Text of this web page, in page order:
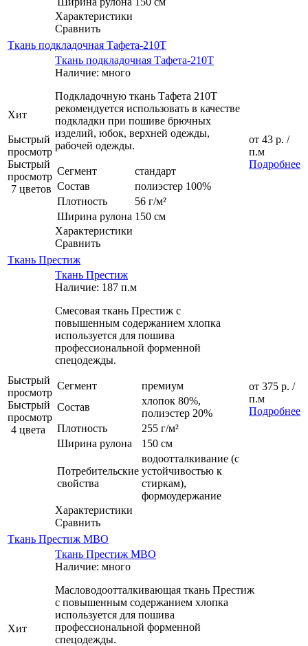
Характеристики
Сравнить
Ткань подкладочная Тафета-210T
Хит
Быстрый
просмотр
Быстрый
просмотр
7 цветов
Ткань подкладочная Тафета-210T
Наличие: много
Подкладочную ткань Тафета 210Т
рекомендуется использовать в качестве
подкладки при пошиве брючных
изделий, юбок, верхней одежды,
рабочей одежды.
Сегмент
стандарт
Состав
полиэстер 100%
Плотность
56 г/м²
Ширина рулона 150 см
Характеристики
Сравнить
от 43 р. /
п.м
Подробнее
Ткань Престиж
Быстрый
просмотр
Быстрый
просмотр
4 цвета
Ткань Престиж
Наличие: 187 п.м
Смесовая ткань Престиж с
повышенным содержанием хлопка
используется для пошива
профессиональной форменной
спецодежды.
Сегмент
премиум
Состав
хлопок 80%,
полиэстер 20%
Плотность
255 г/м²
Ширина рулона
150 см
Потребительские
свойства
водоотталкивание (с
устойчивостью к
стиркам),
формоудержание
Характеристики
Сравнить
от 375 р. /
п.м
Подробнее
Ткань Престиж МВО
Хит
Ткань Престиж МВО
Наличие: много
Масловодоотталкивающая ткань Престиж
с повышенным содержанием хлопка
используется для пошива
профессиональной форменной
спецодежды.